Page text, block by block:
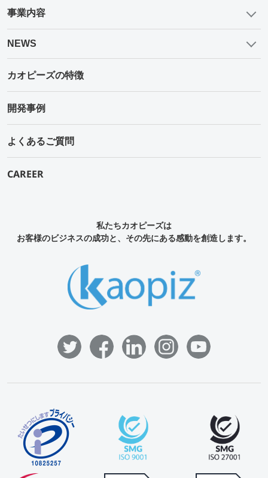
事業内容
NEWS
カオピーズの特徴
開発事例
よくあるご質問
CAREER
私たちカオピーズは
お客様のビジネスの成功と、その先にある感動を創造します。